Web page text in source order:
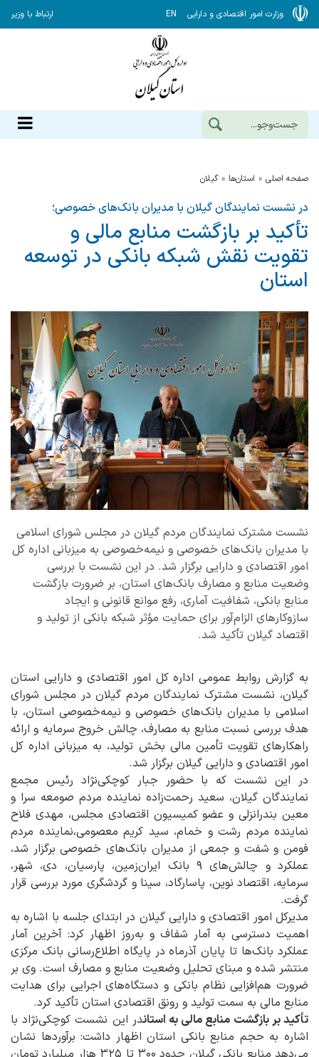
وزارت امور اقتصادی و دارایی EN ارتباط با وزیر
صفحه اصلی استان‌ها گيلان
در نشست نمایندگان گیلان با مدیران بانک‌های خصوصی؛
تأکید بر بازگشت منابع مالی و
تقویت نقش شبکه بانکی در توسعه
استان
نشست مشترک نمایندگان مردم گیلان در مجلس شورای اسلامی
با مدیران بانک‌های خصوصی و نیمه‌خصوصی به میزبانی اداره کل
امور اقتصادی و دارایی برگزار شد. در این نشست با بررسی
وضعیت منابع و مصارف بانک‌های استان، بر ضرورت بازگشت
منابع بانکی، شفافیت آماری، رفع موانع قانونی و ایجاد
سازوکارهای الزام‌آور برای حمایت مؤثر شبکه بانکی از تولید و
اقتصاد گیلان تأکید شد.
به گزارش روابط عمومی اداره کل امور اقتصادی و دارایی استان
گیلان، نشست مشترک نمایندگان مردم گیلان در مجلس شورای
اسلامی با مدیران بانک‌های خصوصی و نیمه‌خصوصی استان، با
هدف بررسی نسبت منابع به مصارف، چالش خروج سرمایه و ارائه
راهکارهای تقویت تأمین مالی بخش تولید، به میزبانی اداره کل
امور اقتصادی و دارایی گیلان برگزار شد.
در این نشست که با حضور جبار کوچکی‌نژاد رئیس مجمع
نمایندگان گیلان، سعید رحمت‌زاده نماینده مردم صومعه سرا و
معین بندرانزلی و عضو کمیسیون اقتصادی مجلس، مهدی فلاح
نماینده مردم رشت و خمام، سید کریم معصومی،نماینده مردم
فومن و شفت و جمعی از مدیران بانک‌های خصوصی برگزار شد،
عملکرد و چالش‌های ۹ بانک ایران‌زمین، پارسیان، دی، شهر،
سرمایه، اقتصاد نوین، پاسارگاد، سینا و گردشگری مورد بررسی قرار
گرفت.
مدیرکل امور اقتصادی و دارایی گیلان در ابتدای جلسه با اشاره به
اهمیت دسترسی به آمار شفاف و به‌روز اظهار کرد: آخرین آمار
عملکرد بانک‌ها تا پایان آذرماه در پایگاه اطلاع‌رسانی بانک مرکزی
منتشر شده و مبنای تحلیل وضعیت منابع و مصارف است. وی بر
ضرورت هم‌افزایی نظام بانکی و دستگاه‌های اجرایی برای هدایت
منابع مالی به سمت تولید و رونق اقتصادی استان تأکید کرد.
تأکید بر بازگشت منابع مالی به استاندر این نشست کوچکی‌نژاد با
اشاره به حجم منابع بانکی استان اظهار داشت: برآوردها نشان